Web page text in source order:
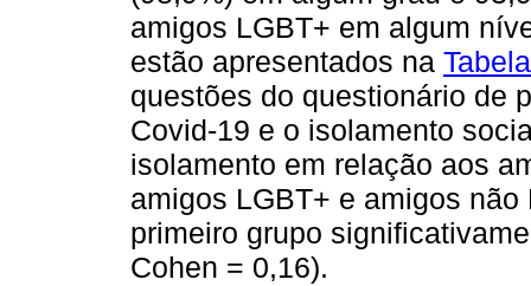
amigos LGBT+ em algum
estão apresentados na
questões do questionário de
Covid-19 e o isolamento
isolamento em relação aos
amigos LGBT+ e amigos
primeiro grupo
Cohen = 0,16).